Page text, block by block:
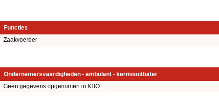
Functies
Zaakvoerder
Ondernemersvaardigheden - ambulant - kermisuitbater
Geen gegevens opgenomen in KBO.